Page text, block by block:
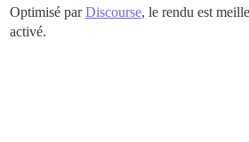
Optimisé parDiscourse, le rendu est
activé.